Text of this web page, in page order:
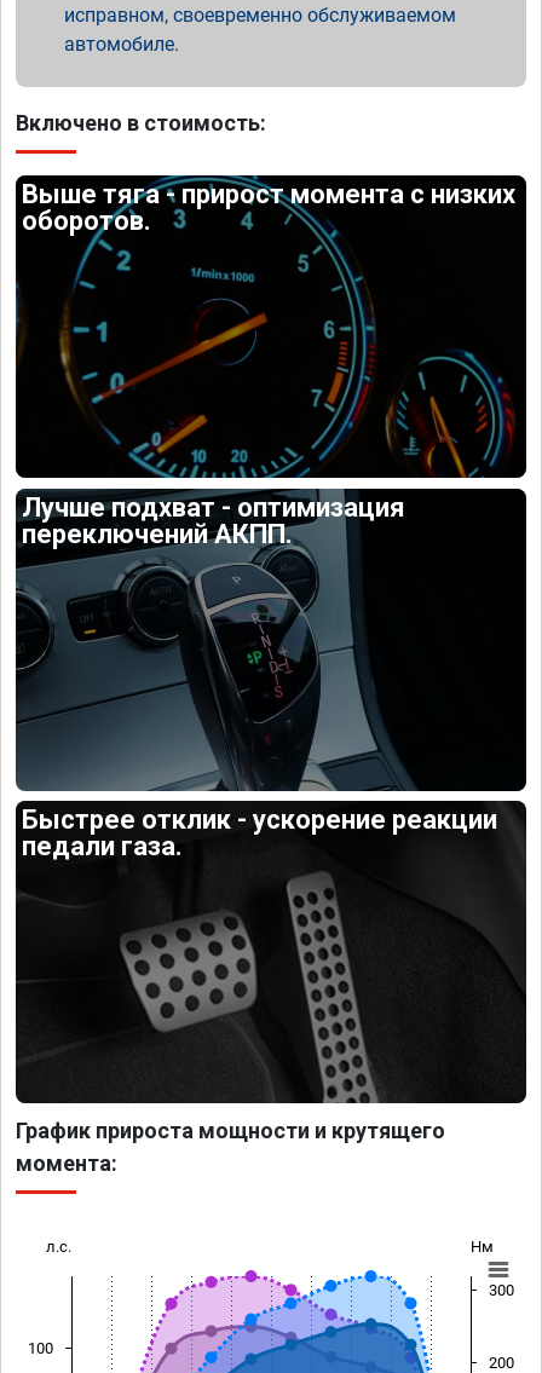
исправном, своевременно обслуживаемом
автомобиле.
Включено в стоимость:
Выше тяга - прирост момента с низких
оборотов.
Лучше подхват - оптимизация
переключений АКПП.
Быстрее отклик - ускорение реакции
педали газа.
График прироста мощности и крутящего
момента:
л.с. Нм
100
200
300